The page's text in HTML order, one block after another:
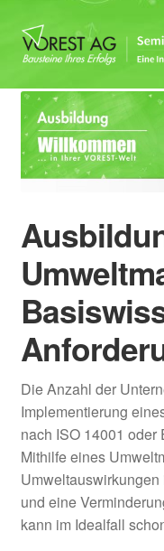
Zur
Navigation
Zum
Inhalt
Home
Qualität
Umwelt & Energie
Weiterbildung
Basiswissen
Interner
UMB
ISO 14001
Die Anzahl der
Implementierung
nach ISO 14001 oder
Mithilfe eines
und eine
kann im Idealfall